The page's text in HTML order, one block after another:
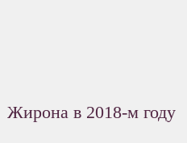
Жирона в 2018-м году